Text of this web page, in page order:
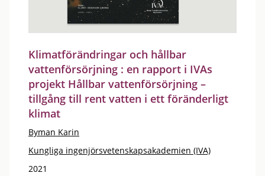
Klimatförändringar och hållbar
vattenförsörjning : en rapport i IVAs
projekt Hållbar vattenförsörjning –
tillgång till rent vatten i ett föränderligt
klimat
Byman Karin
Kungliga ingenjörsvetenskapsakademien (IVA)
2021